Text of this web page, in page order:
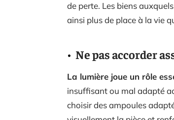
de perte. Les biens
ainsi plus de place à la vie
Ne pas accorder
La lumière joue un rôle
insuffisant ou mal adapté
choisir des ampoules